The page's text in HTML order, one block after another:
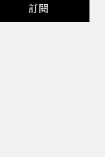
訂閱